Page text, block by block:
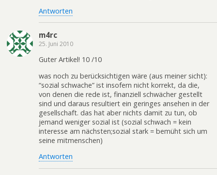
Antworten
m4rc
25. Juni 2010
Guter Artikel! 10 /10
was noch zu berücksichtigen wäre (aus meiner sicht):
“sozial schwache” ist insofern nicht korrekt, da die,
von denen die rede ist, finanziell schwächer gestellt
sind und daraus resultiert ein geringes ansehen in der
gesellschaft. das hat aber nichts damit zu tun, ob
jemand weniger sozial ist (sozial schwach = kein
interesse am nächsten;sozial stark = bemüht sich um
seine mitmenschen)
Antworten